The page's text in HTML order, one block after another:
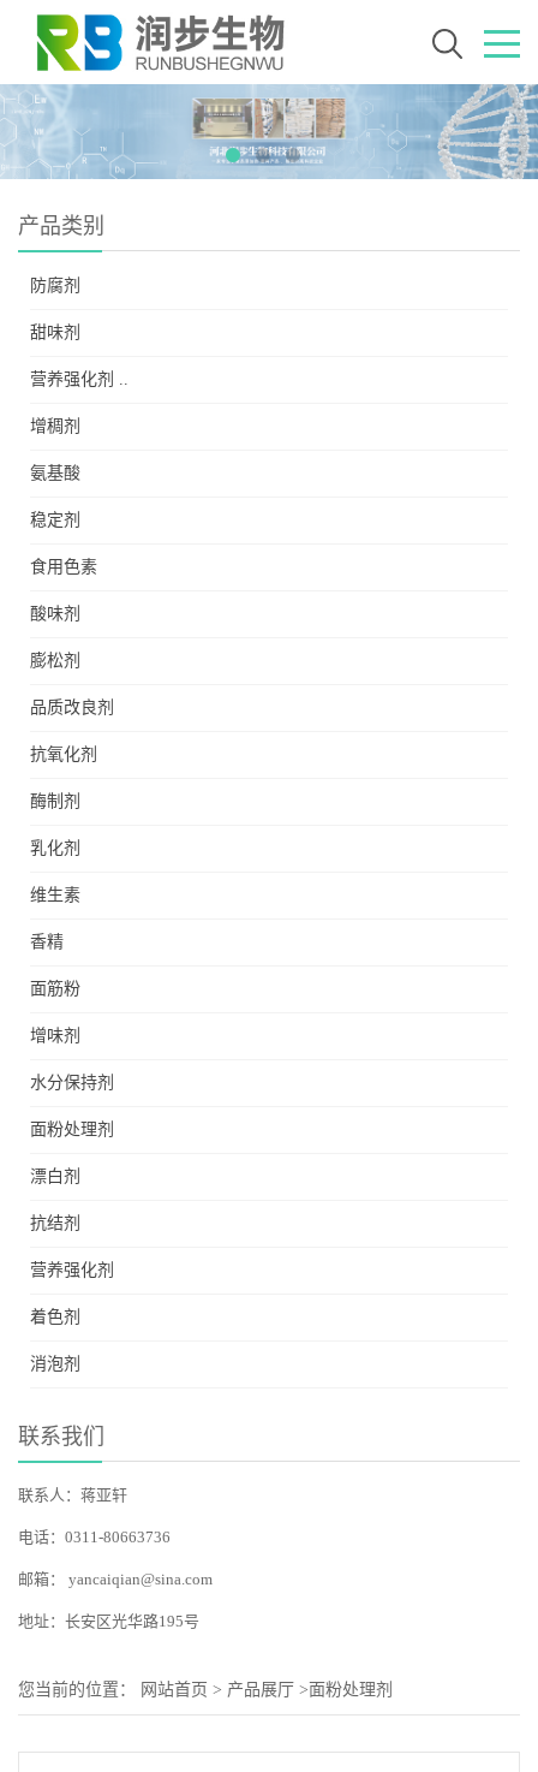
产品类别
防腐剂
甜味剂
营养强化剂 ..
增稠剂
氨基酸
稳定剂
食用色素
酸味剂
膨松剂
品质改良剂
抗氧化剂
酶制剂
乳化剂
维生素
香精
面筋粉
增味剂
水分保持剂
面粉处理剂
漂白剂
抗结剂
营养强化剂
着色剂
消泡剂
联系我们
联系人：蒋亚轩
电话：0311-80663736
邮箱： yancaiqian@sina.com
地址：长安区光华路195号
您当前的位置： 网站首页 > 产品展厅 >面粉处理剂